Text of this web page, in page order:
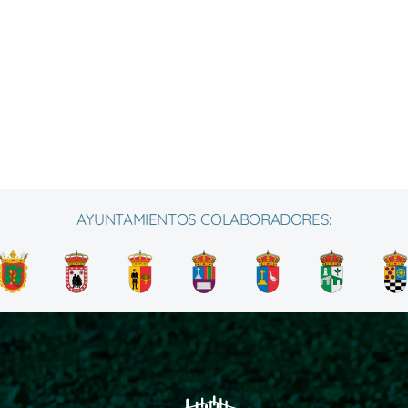
AYUNTAMIENTOS COLABORADORES: